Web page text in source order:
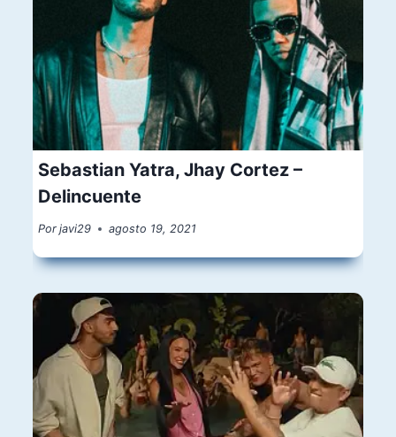
Sebastian Yatra, Jhay Cortez –
Delincuente
Por javi29 agosto 19, 2021